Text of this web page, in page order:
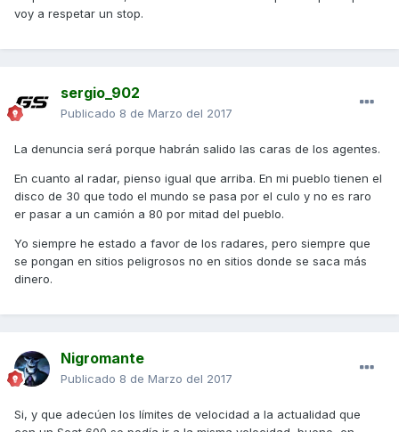
voy a respetar un stop.
sergio_902
Publicado 8 de Marzo del 2017
La denuncia será porque habrán salido las caras de los agentes.
En cuanto al radar, pienso igual que arriba. En mi pueblo tienen el
disco de 30 que todo el mundo se pasa por el culo y no es raro
er pasar a un camión a 80 por mitad del pueblo.
Yo siempre he estado a favor de los radares, pero siempre que
se pongan en sitios peligrosos no en sitios donde se saca más
dinero.
Nigromante
Publicado 8 de Marzo del 2017
Si, y que adecúen los límites de velocidad a la actualidad que